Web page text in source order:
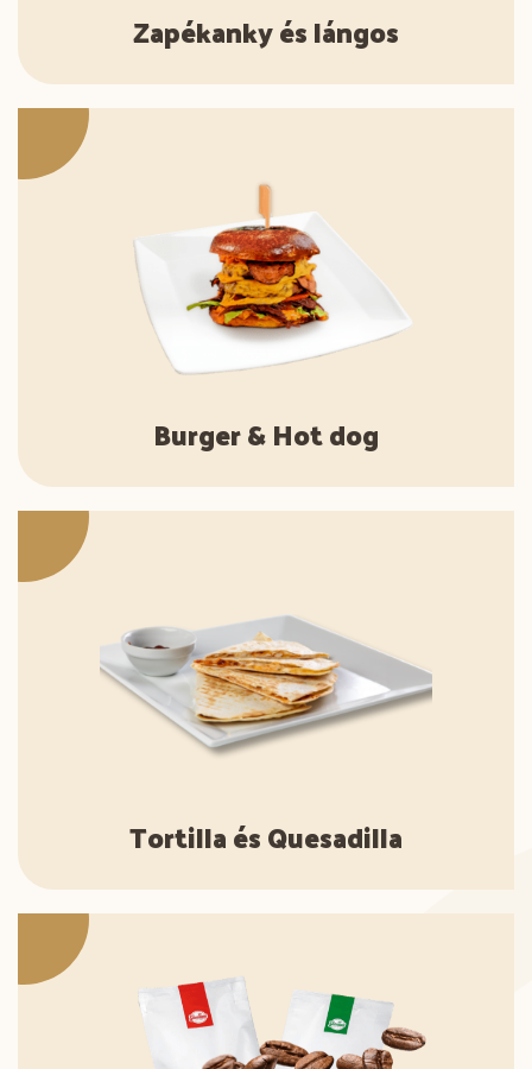
Zapékanky és lángos
Burger & Hot dog
Tortilla és Quesadilla